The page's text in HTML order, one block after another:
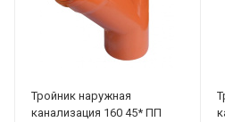
Тройник наружная
канализация 160 45* ПП